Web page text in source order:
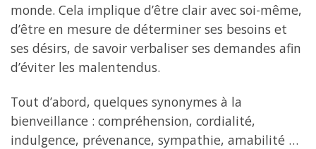
monde. Cela implique d’être clair avec soi-même,
d’être en mesure de déterminer ses besoins et
ses désirs, de savoir verbaliser ses demandes afin
d’éviter les malentendus.
Tout d’abord, quelques synonymes à la
bienveillance : compréhension, cordialité,
indulgence, prévenance, sympathie, amabilité …